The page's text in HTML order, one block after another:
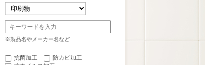
※製品名やメーカー名など
抗菌加工
防カビ加工